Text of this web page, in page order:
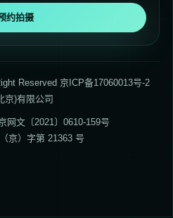
约拍摄
Reserved 京ICP备17060013号-2
京)有限公司
网文〔2021〕0610-159号
京）字第 21363 号